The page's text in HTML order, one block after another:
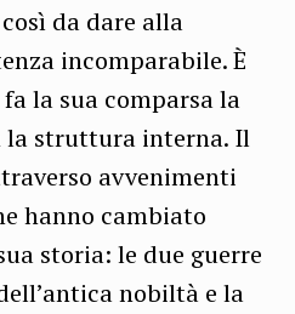
da dare alla
incomparabile. È
la sua comparsa la
la struttura interna. Il
avvenimenti
hanno cambiato
storia: le due guerre
nobiltà e la